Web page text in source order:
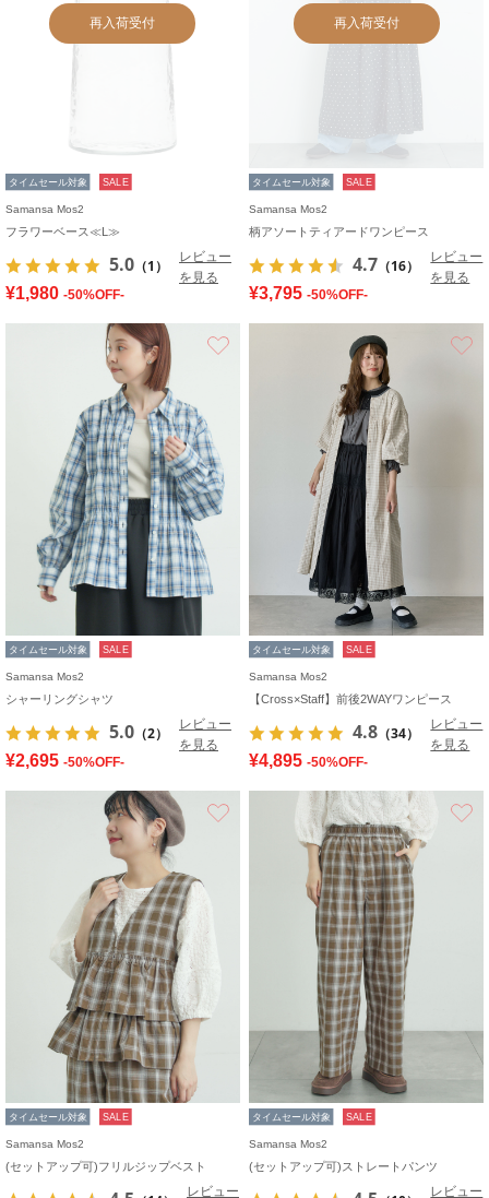
再入荷受付
タイムセール対象 SALE
Samansa Mos2
フラワーベース≪L≫
5.0 （1）
レビュー
を見る
¥1,980 -50%OFF-
再入荷受付
タイムセール対象 SALE
Samansa Mos2
柄アソートティアードワンピース
4.7 （16）
レビュー
を見る
¥3,795 -50%OFF-
タイムセール対象 SALE
Samansa Mos2
シャーリングシャツ
5.0 （2）
レビュー
を見る
¥2,695 -50%OFF-
タイムセール対象 SALE
Samansa Mos2
【Cross×Staff】前後2WAYワンピース
4.8 （34）
レビュー
を見る
¥4,895 -50%OFF-
タイムセール対象 SALE
Samansa Mos2
(セットアップ可)フリルジップベスト
レビュー
タイムセール対象 SALE
Samansa Mos2
(セットアップ可)ストレートパンツ
レビュー